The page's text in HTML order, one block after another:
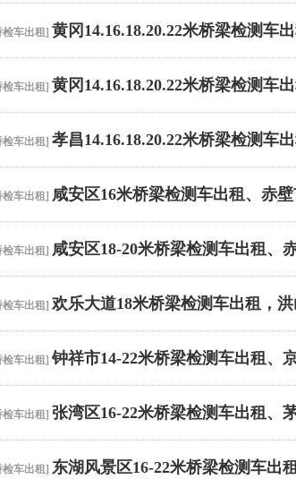
车出租 ] 黄冈14.16.18.20.22米桥梁检测车
车出租 ] 黄冈14.16.18.20.22米桥梁检测车
车出租 ] 孝昌14.16.18.20.22米桥梁检测车
车出租 ] 咸安区16米桥梁检测车出租、赤
车出租 ] 咸安区18-20米桥梁检测车出租、
车出租 ] 欢乐大道18米桥梁检测车出租，
车出租 ]钟祥市14-22米桥梁检测车出租、
车出租 ] 张湾区16-22米桥梁检测车出租、
车出租 ] 东湖风景区16-22米桥梁检测车出